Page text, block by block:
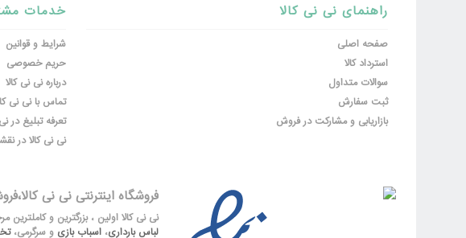
خدمات
شرایط و قوانین
حریم خصوصی
درباره نی نی کالا
تماس با نی نی
تعرفه تبلیغ در
نی نی کالا در
راهنمای نی نی کالا
صفحه اصلی
استرداد کالا
سوالات متداول
ثبت سفارش
بازاریابی و مشارکت در فروش
فروشگاه اینترنتی نی نی
نی نی کالا اولین ، بزرگترین و
لباس بارداری، اسباب بازی و سرگرمی،